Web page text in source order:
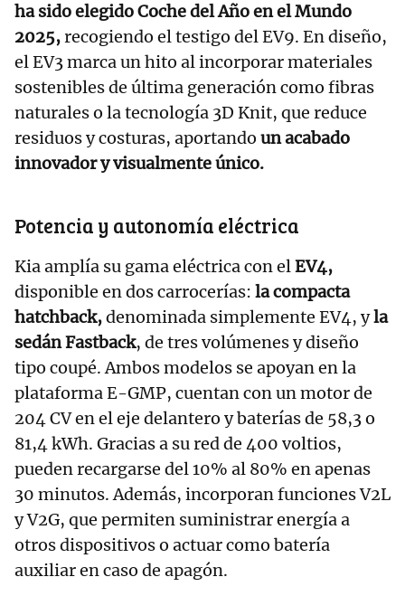
ha sido elegido Coche del Año en el Mundo
2025,recogiendo el testigo del EV9. En diseño,
el EV3 marca un hito al incorporar materiales
sostenibles de última generación como fibras
naturales o la tecnología 3D Knit, que reduce
residuos y costuras, aportando un acabado
innovador y visualmente único.
Potencia y autonomía eléctrica
Kia amplía su gama eléctrica con elEV4,
disponible en dos carrocerías: la compacta
hatchback,denominada simplemente EV4, yla
sedán Fastback, de tres volúmenes y diseño
tipo coupé. Ambos modelos se apoyan en la
plataforma E-GMP, cuentan con un motor de
204 CV en el eje delantero y baterías de 58,3 o
81,4 kWh. Gracias a su red de 400 voltios,
pueden recargarse del 10% al 80% en apenas
30 minutos. Además, incorporan funciones V2L
y V2G, que permiten suministrar energía a
otros dispositivos o actuar como batería
auxiliar en caso de apagón.